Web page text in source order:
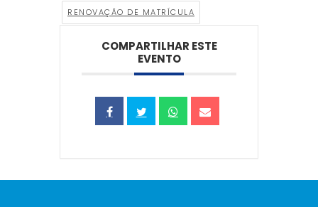
RENOVAÇÃO DE MATRÍCULA
COMPARTILHAR ESTE
EVENTO